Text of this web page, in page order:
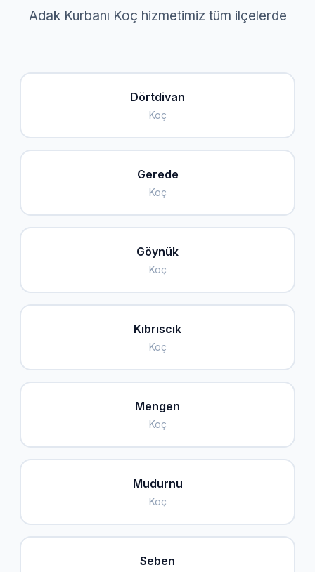
Adak Kurbanı Koç hizmetimiz tüm ilçelerde
Dörtdivan
Koç
Gerede
Koç
Göynük
Koç
Kıbrıscık
Koç
Mengen
Koç
Mudurnu
Koç
Seben